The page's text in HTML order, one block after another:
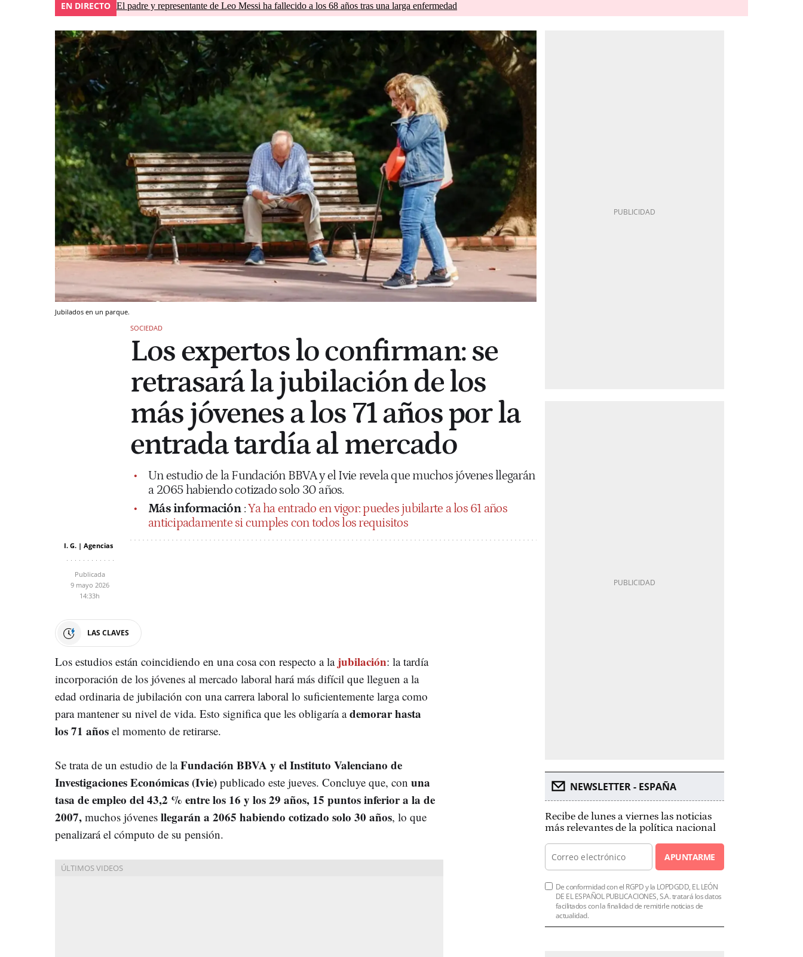
EN DIRECTO El padre y representante de Leo Messi ha fallecido a los 68 años tras una larga enfermedad
Jubilados en un parque.
SOCIEDAD
Los expertos lo confirman: se
retrasará la jubilación de los
más jóvenes a los 71 años por la
entrada tardía al mercado
Un estudio de la Fundación BBVA y el Ivie revela que muchos jóvenes llegarán
a 2065 habiendo cotizado solo 30 años.
Más información :Ya ha entrado en vigor: puedes jubilarte a los 61 años
anticipadamente si cumples con todos los requisitos
I. G. | Agencias
Publicada
9 mayo 2026
14:33h
LAS CLAVES
Los estudios están coincidiendo en una cosa con respecto a la jubilación: la tardía
incorporación de los jóvenes al mercado laboral hará más difícil que lleguen a la
edad ordinaria de jubilación con una carrera laboral lo suficientemente larga como
para mantener su nivel de vida. Esto significa que les obligaría ademorar hasta
los 71 años el momento de retirarse.
Se trata de un estudio de laFundación BBVA y el Instituto Valenciano de
Investigaciones Económicas (Ivie) publicado este jueves. Concluye que, con una
tasa de empleo del 43,2 % entre los 16 y los 29 años, 15 puntos inferior a la de
2007, muchos jóvenes llegarán a 2065 habiendo cotizado solo 30 años, lo que
penalizará el cómputo de su pensión.
NEWSLETTER - ESPAÑA
Recibe de lunes a viernes las noticias
más relevantes de la política nacional
APUNTARME
De conformidad con el RGPD y la LOPDGDD, EL LEÓN
DE EL ESPAÑOL PUBLICACIONES, S.A. tratará los datos
facilitados con la finalidad de remitirle noticias de
actualidad.